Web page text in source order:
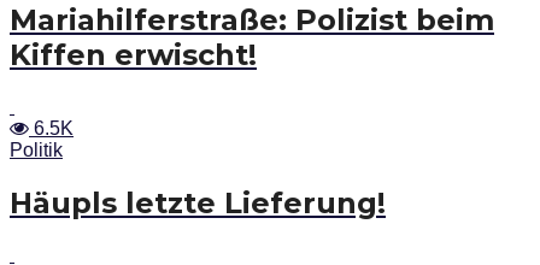
Mariahilferstraße: Polizist beim
Kiffen erwischt!
6.5K
Politik
Häupls letzte Lieferung!